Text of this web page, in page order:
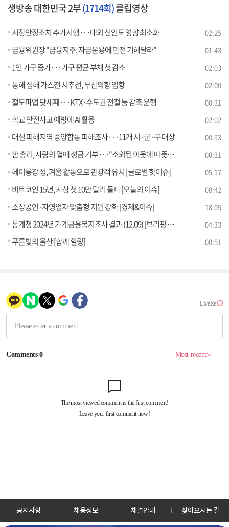
생방송 대한민국 2부(1714회)클립영상
시장안정조치 추가시행···대외 신인도 영향 최소화 02:25
금융위원장 "금융지주, 자금운용에 만전 기해달라" 01:43
1인 가구 증가···가구 평균 부채 첫 감소 02:03
동해 심해 가스전 시추선, 부산외항 입항 02:00
철도파업 닷새째···KTX·수도권 전철 등 감축 운행 00:31
학교 안전사고 예방에 AI 활용 02:02
대설 피해지역 중앙합동 피해조사···11개 시·군·구 대상 00:33
한 총리, 사랑의 열매 성금 기부···"소외된 이웃에 따뜻한 손길" 00:31
헤이룽장 성, 겨울 활동으로 관광객 유치 [글로벌 핫이슈] 05:17
비트코인 15년, 사상 첫 10만 달러 돌파 [오늘의 이슈] 08:42
소상공인·자영업자 맞춤형 지원 강화 [경제&이슈] 18:05
통계청 2024년 가계금융복지조사 결과 (12.09) [브리핑 인사이트] 04:33
푸른빛의 울산 [함께 힐링] 00:51
공지사항 채용정보 채널안내 찾아오시는 길